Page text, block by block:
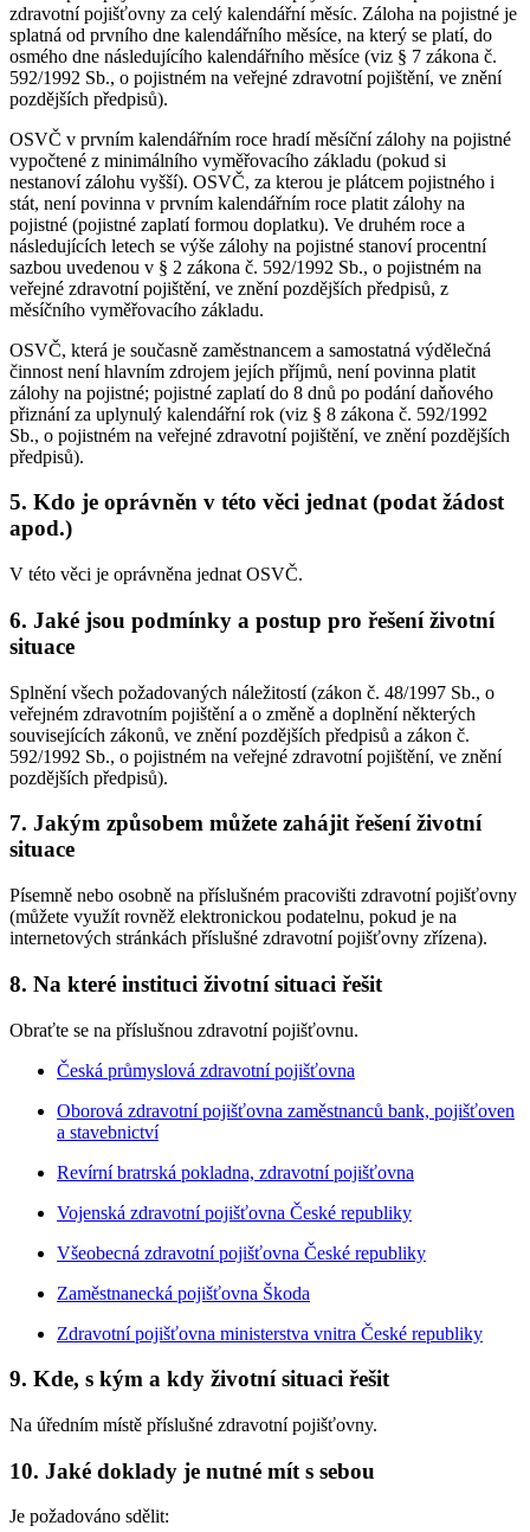
zdravotní pojišťovny za celý kalendářní měsíc. Záloha na pojistné je
splatná od prvního dne kalendářního měsíce, na který se platí, do
osmého dne následujícího kalendářního měsíce (viz § 7 zákona č.
592/1992 Sb., o pojistném na veřejné zdravotní pojištění, ve znění
pozdějších předpisů).
OSVČ v prvním kalendářním roce hradí měsíční zálohy na pojistné
vypočtené z minimálního vyměřovacího základu (pokud si
nestanoví zálohu vyšší). OSVČ, za kterou je plátcem pojistného i
stát, není povinna v prvním kalendářním roce platit zálohy na
pojistné (pojistné zaplatí formou doplatku). Ve druhém roce a
následujících letech se výše zálohy na pojistné stanoví procentní
sazbou uvedenou v § 2 zákona č. 592/1992 Sb., o pojistném na
veřejné zdravotní pojištění, ve znění pozdějších předpisů, z
měsíčního vyměřovacího základu.
OSVČ, která je současně zaměstnancem a samostatná výdělečná
činnost není hlavním zdrojem jejích příjmů, není povinna platit
zálohy na pojistné; pojistné zaplatí do 8 dnů po podání daňového
přiznání za uplynulý kalendářní rok (viz § 8 zákona č. 592/1992
Sb., o pojistném na veřejné zdravotní pojištění, ve znění pozdějších
předpisů).
5. Kdo je oprávněn v této věci jednat (podat žádost
apod.)
V této věci je oprávněna jednat OSVČ.
6. Jaké jsou podmínky a postup pro řešení životní
situace
Splnění všech požadovaných náležitostí (zákon č. 48/1997 Sb., o
veřejném zdravotním pojištění a o změně a doplnění některých
souvisejících zákonů, ve znění pozdějších předpisů a zákon č.
592/1992 Sb., o pojistném na veřejné zdravotní pojištění, ve znění
pozdějších předpisů).
7. Jakým způsobem můžete zahájit řešení životní
situace
Písemně nebo osobně na příslušném pracovišti zdravotní pojišťovny
(můžete využít rovněž elektronickou podatelnu, pokud je na
internetových stránkách příslušné zdravotní pojišťovny zřízena).
8. Na které instituci životní situaci řešit
Obraťte se na příslušnou zdravotní pojišťovnu.
Česká průmyslová zdravotní pojišťovna
Oborová zdravotní pojišťovna zaměstnanců bank, pojišťoven
a stavebnictví
Revírní bratrská pokladna, zdravotní pojišťovna
Vojenská zdravotní pojišťovna České republiky
Všeobecná zdravotní pojišťovna České republiky
Zaměstnanecká pojišťovna Škoda
Zdravotní pojišťovna ministerstva vnitra České republiky
9. Kde, s kým a kdy životní situaci řešit
Na úředním místě příslušné zdravotní pojišťovny.
10. Jaké doklady je nutné mít s sebou
Je požadováno sdělit: